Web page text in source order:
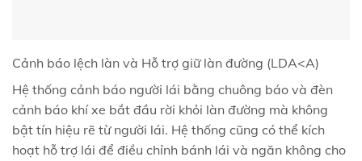
Cảnh báo lệch làn và Hỗ trợ giữ làn đường (LDA<A)
Hệ thống cảnh báo người lái bằng chuông báo và đèn
cảnh báo khí xe bắt đầu rời khỏi làn đường mà không
bật tín hiệu rẽ từ người lái. Hệ thống cũng có thể kích
hoạt hỗ trợ lái để điều chỉnh bánh lái và ngăn không cho